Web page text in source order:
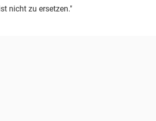
nicht zu ersetzen."